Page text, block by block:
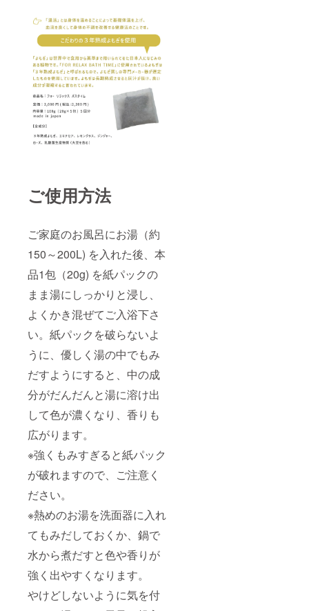
ご使用方法
ご家庭のお風呂にお湯（約
150～200L) を入れた後、本
品1包（20g) を紙パックの
まま湯にしっかりと浸し、
よくかき混ぜてご入浴下さ
い。紙パックを破らないよ
うに、優しく湯の中でもみ
だすようにすると、中の成
分がだんだんと湯に溶け出
して色が濃くなり、香りも
広がります。
※強くもみすぎると紙パック
が破れますので、ご注意く
ださい。
※熱めのお湯を洗面器に入れ
てもみだしておくか、鍋で
水から煮だすと色や香りが
強く出やすくなります。
やけどしないように気を付